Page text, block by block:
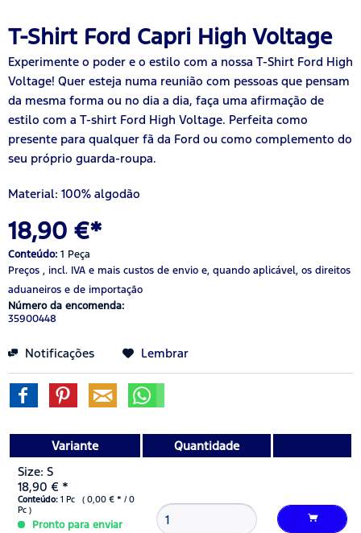
T-Shirt Ford Capri High Voltage
Experimente o poder e o estilo com a nossa T-Shirt Ford High
Voltage! Quer esteja numa reunião com pessoas que pensam
da mesma forma ou no dia a dia, faça uma afirmação de
estilo com a T-shirt Ford High Voltage. Perfeita como
presente para qualquer fã da Ford ou como complemento do
seu próprio guarda-roupa.
Material: 100% algodão
18,90 €*
Conteúdo: 1 Peça
Preços , incl. IVA e mais custos de envio e, quando aplicável, os direitos
aduaneiros e de importação
Número da encomenda:
35900448
Notificações Lembrar
Variante
Quantidade
Size: S
18,90 € *
Conteúdo: 1 Pc ( 0,00 € * / 0
Pc )
Pronto para enviar